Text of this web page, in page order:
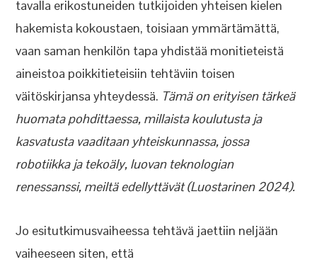
tavalla erikostuneiden tutkijoiden yhteisen kielen
hakemista kokoustaen, toisiaan ymmärtämättä,
vaan saman henkilön tapa yhdistää monitieteistä
aineistoa poikkitieteisiin tehtäviin toisen
väitöskirjansa yhteydessä. Tämä on erityisen tärkeä
huomata pohdittaessa, millaista koulutusta ja
kasvatusta vaaditaan yhteiskunnassa, jossa
robotiikka ja tekoäly, luovan teknologian
renessanssi, meiltä edellyttävät (Luostarinen 2024).
Jo esitutkimusvaiheessa tehtävä jaettiin neljään
vaiheeseen siten, että